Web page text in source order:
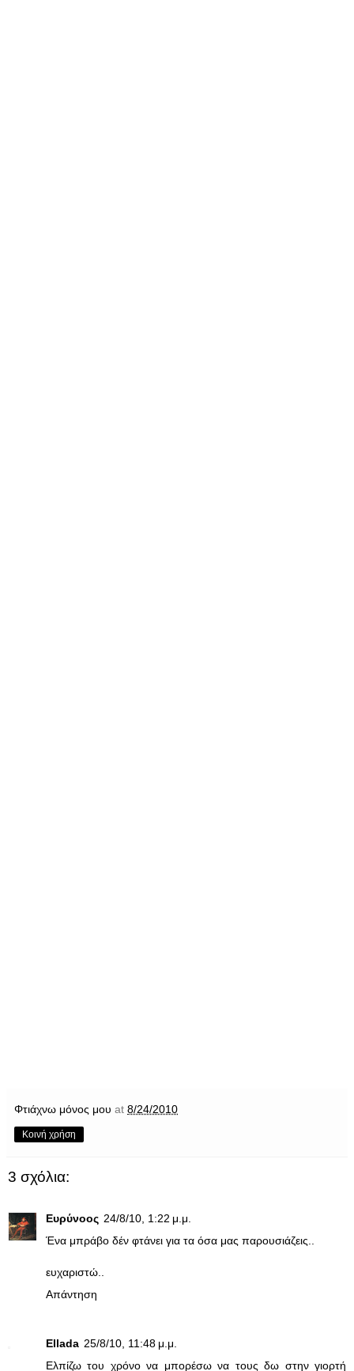
Φτιάχνω μόνος μου at 8/24/2010
Κοινή χρήση
3 σχόλια:
Ευρύνοος 24/8/10, 1:22 μ.μ.
Ένα μπράβο δέν φτάνει για τα όσα μας παρουσιάζεις..
ευχαριστώ..
Απάντηση
Ellada 25/8/10, 11:48 μ.μ.
Ελπίζω του χρόνο να μπορέσω να τους δω στην γιορτή